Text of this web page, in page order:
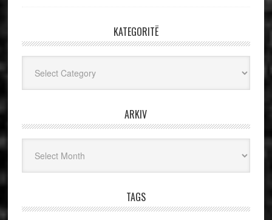
KATEGORITË
ARKIV
TAGS